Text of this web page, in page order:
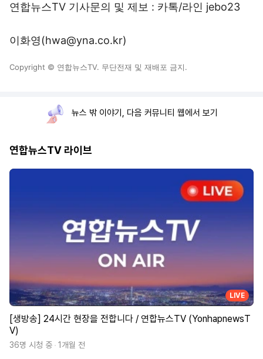
연합뉴스TV 기사문의 및 제보 : 카톡/라인 jebo23
이화영(hwa@yna.co.kr)
Copyright © 연합뉴스TV. 무단전재 및 재배포 금지.
뉴스 밖 이야기, 다음 커뮤니티 웹에서 보기
연합뉴스TV 라이브
LIVE
[생방송] 24시간 현장을 전합니다 / 연합뉴스TV (YonhapnewsT
V)
36명 시청 중 1개월 전